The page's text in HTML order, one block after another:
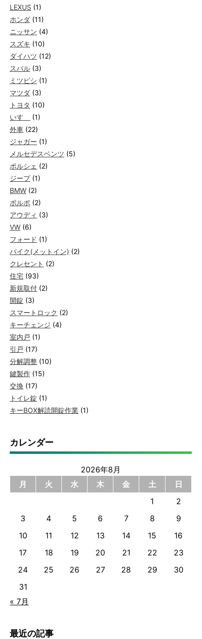
LEXUS (1)
ホンダ (11)
ニッサン (4)
スズキ (10)
ダイハツ (12)
スバル (3)
ミツビシ (1)
マツダ (3)
トヨタ (10)
いすゞ
(1)
外車 (22)
ジャガー (1)
メルセデスベンツ (5)
ポルシェ (2)
ジープ(1)
BMW (2)
ボルボ (2)
アウディ (3)
VW (6)
フォード (1)
バイク(メットイン) (2)
クレセント (2)
住宅 (93)
新規取付 (2)
開錠 (3)
スマートロック (2)
キーチェンジ (4)
室内戸 (1)
引戸 (17)
分解調整 (10)
鍵製作 (15)
交換 (17)
トイレ錠 (1)
キーBOX解読開錠作業 (1)
カレンダー
2026年8月
月
火 水 木 金 土
日
1
2
3
4 5 6 7 8
9
10
11 12 13 14 15
16
17
18 19 20 21 22
23
24
25 26 27 28 29
30
31
« 7月
最近の記事